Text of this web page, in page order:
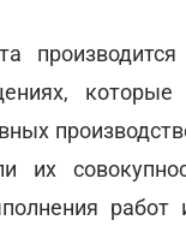
которые
их